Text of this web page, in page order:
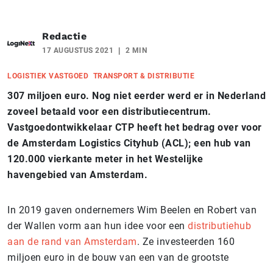
Redactie
17 AUGUSTUS 2021 2 MIN
LOGISTIEK VASTGOED TRANSPORT & DISTRIBUTIE
307 miljoen euro. Nog niet eerder werd er in Nederland
zoveel betaald voor een distributiecentrum.
Vastgoedontwikkelaar CTP heeft het bedrag over voor
de Amsterdam Logistics Cityhub (ACL); een hub van
120.000 vierkante meter in het Westelijke
havengebied van Amsterdam.
In 2019 gaven ondernemers Wim Beelen en Robert van
der Wallen vorm aan hun idee voor een distributiehub
aan de rand van Amsterdam. Ze investeerden 160
miljoen euro in de bouw van een van de grootste